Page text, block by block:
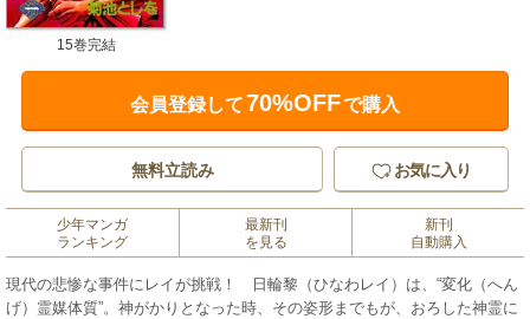
15巻完結
会員登録して70%OFFで購入
無料立読み お気に入り
少年マンガ
ランキング
最新刊
を見る
新刊
自動購入
現代の悲惨な事件にレイが挑戦！ 日輪黎（ひなわレイ）は、“変化（へん
げ）霊媒体質”。神がかりとなった時、その姿形までもが、おろした神霊に